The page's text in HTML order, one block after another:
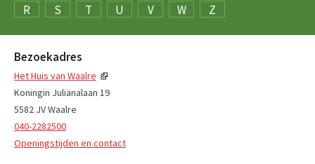
R
S T U V W Z
Bezoekadres
Het Huis van Waalre
Koningin Julianalaan 19
5582 JV Waalre
040-2282500
Openingstijden en contact